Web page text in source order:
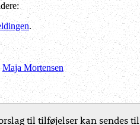
.
Maja Mortensen
til tilføjelser kan sendes til